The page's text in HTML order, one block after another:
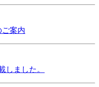
案内
ました。